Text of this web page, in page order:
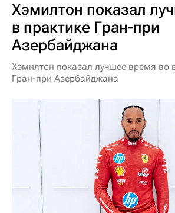
Хэмилтон показал
в практике Гран-при
Азербайджана
Хэмилтон показал лучшее время во
Гран-при Азербайджана